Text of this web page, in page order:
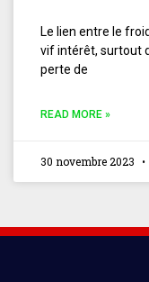
Le lien entre le
vif intérêt, surtout
perte de
READ MORE »
30 novembre 2023